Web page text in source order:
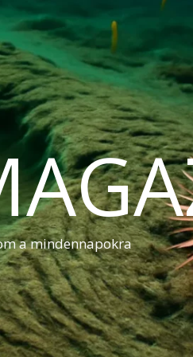
a mindennapokra